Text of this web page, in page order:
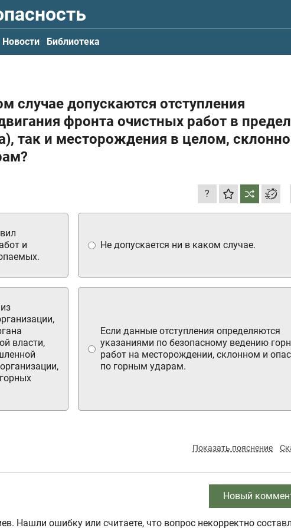
Новости Библиотека
случае допускаются отступления
фронта очистных работ в
так и месторождения в целом,
?
Если данные отступления определяются
указаниями по безопасному ведению
работ на месторождении, склонном и
по горным ударам.
Не допускается ни в каком случае.
и
власти,
Показать пояснение
Новый
Нашли ошибку или считаете, что вопрос некорректно